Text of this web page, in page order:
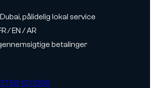
pålidelig lokal service
/ EN / AR
betalinger
58 101 1086